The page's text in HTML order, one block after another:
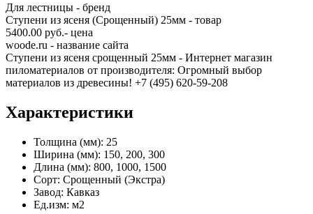
Для лестницы - бренд
Ступени из ясеня (Срощенный) 25мм - товар
5400.00 руб.- цена
woode.ru - название сайта
Ступени из ясеня срощенный 25мм - Интернет магазин
пиломатериалов от производителя: Огромный выбор
материалов из древесины! +7 (495) 620-59-208
Характеристики
Толщина (мм): 25
Ширина (мм): 150, 200, 300
Длина (мм): 800, 1000, 1500
Сорт: Срощенный (Экстра)
Завод: Кавказ
Ед.изм: м2